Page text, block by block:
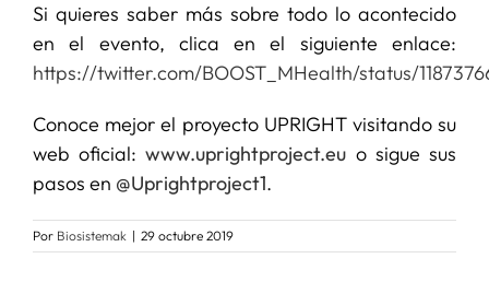
Si quieres saber más sobre todo lo acontecido
en el evento, clica en el siguiente enlace:
https://twitter.com/BOOST_MHealth/status/
Conoce mejor el proyecto UPRIGHT visitando su
web oficial: www.uprightproject.eu o sigue sus
pasos en @Uprightproject1.
Por Biosistemak | 29 octubre 2019